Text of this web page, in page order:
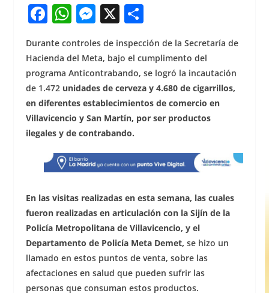
F
c
e
b
o
o
k
W
at
s
A
p
p
M
ss
e
n
g
er
X S
h
ar
e
Durante controles de inspección de la Secretaría de
Hacienda del Meta, bajo el cumplimento del
programa Anticontrabando, se logró la incautación
de 1.472unidades de cerveza y 4.680 de cigarrillos,
en diferentes establecimientos de comercio en
Villavicencio y San Martín, por ser productos
ilegales y de contrabando.
En las visitas realizadas en esta semana, las cuales
fueron realizadas en articulación con la Sijín de la
Policía Metropolitana de Villavicencio, y el
Departamento de Policía Meta Demet, se hizo un
llamado en estos puntos de venta, sobre las
afectaciones en salud que pueden sufrir las
personas que consuman estos productos.